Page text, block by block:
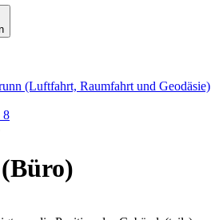
(Luftfahrt, Raumfahrt und Geodäsie)
8